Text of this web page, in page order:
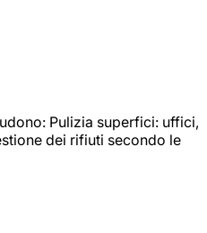
Pulizia superfici: uffici,
dei rifiuti secondo le